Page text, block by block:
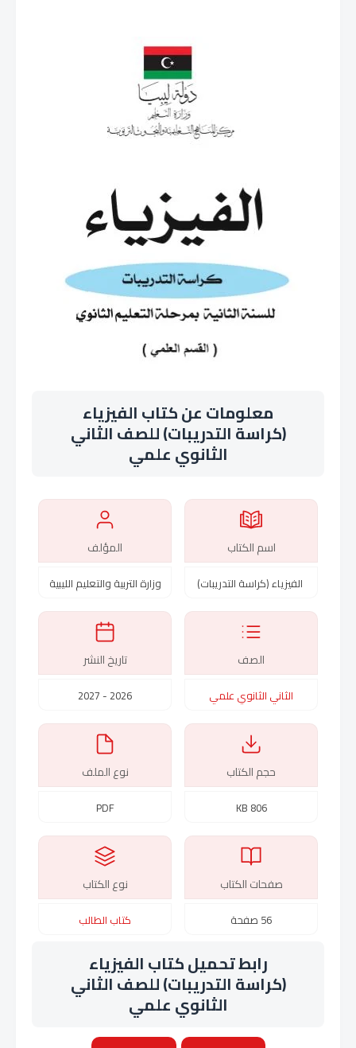
معلومات عن كتاب الفيزياء
(كراسة التدريبات) للصف الثاني
الثانوي علمي
اسم الكتاب
الفيزياء (كراسة التدريبات)
المؤلف
وزارة التربية والتعليم الليبية
الصف
الثاني الثانوي علمي
تاريخ النشر
2026 - 2027
حجم الكتاب
806 KB
نوع الملف
PDF
صفحات الكتاب
56 صفحة
نوع الكتاب
كتاب الطالب
رابط تحميل كتاب الفيزياء
(كراسة التدريبات) للصف الثاني
الثانوي علمي